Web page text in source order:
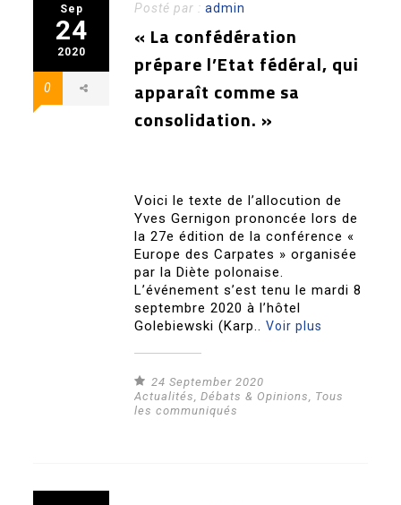
Sep
24
2020
0
Posté par :admin
« La confédération
prépare l’Etat fédéral, qui
apparaît comme sa
consolidation. »
Voici le texte de l’allocution de
Yves Gernigon prononcée lors de
la 27e édition de la conférence «
Europe des Carpates » organisée
par la Diète polonaise.
L’événement s’est tenu le mardi 8
septembre 2020 à l’hôtel
Golebiewski (Karp..Voir plus
24 September 2020
Actualités,Débats & Opinions, Tous
les communiqués